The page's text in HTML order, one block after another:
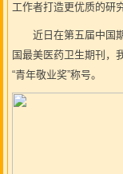
工作者打造更优质的研
近日在第五届中国期
国最美医药卫生期刊，
“青年敬业奖”称号。